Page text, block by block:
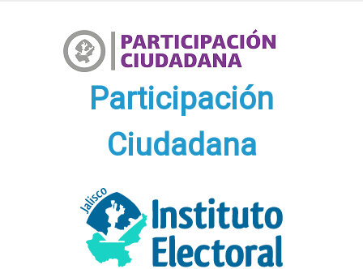
Participación
Ciudadana